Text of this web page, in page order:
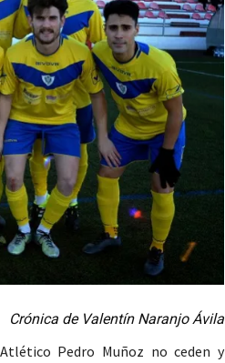
Crónica de Valentín Naranjo Ávila
Pedro Muñoz no ceden y